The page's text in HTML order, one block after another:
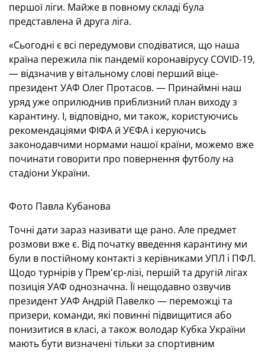
першої ліги. Майже в повному складі була
представлена й друга ліга.
«Сьогодні є всі передумови сподіватися, що наша
країна пережила пік пандемії коронавірусу COVID-19,
— відзначив у вітальному слові перший віце-
президент УАФ Олег Протасов. — Принаймні наш
уряд уже оприлюднив приблизний план виходу з
карантину. І, відповідно, ми також, користуючись
рекомендаціями ФІФА й УЄФА і керуючись
законодавчими нормами нашої країни, можемо вже
починати говорити про повернення футболу на
стадіони України.
Фото Павла Кубанова
Точні дати зараз називати ще рано. Але предмет
розмови вже є. Від початку введення карантину ми
були в постійному контакті з керівниками УПЛ і ПФЛ.
Щодо турнірів у Прем'єр-лізі, першій та другій лігах
позиція УАФ однозначна. Її нещодавно озвучив
президент УАФ Андрій Павелко — переможці та
призери, команди, які повинні підвищитися або
понизитися в класі, а також володар Кубка України
мають бути визначені тільки за спортивним